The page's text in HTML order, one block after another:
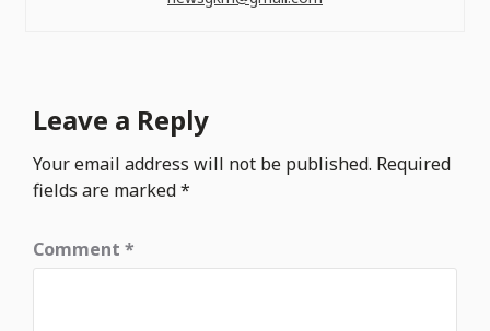
Leave a Reply
Your email address will not be published. Required
fields are marked*
Comment*